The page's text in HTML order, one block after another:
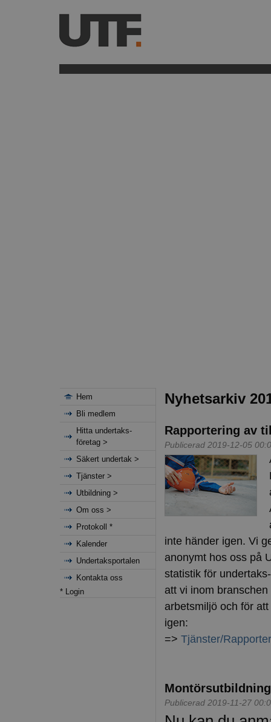
Nyhetsarkiv
Rapportering av
Publicerad 2019-12-05
inte händer igen. Vi
anonymt hos oss på
statistik för
att vi inom
arbetsmiljö och för
igen:
=> Tjänster/
Publicerad 2019-11-27
Hem
Bli medlem
Hitta undertaks-
företag >
Säkert undertak >
Tjänster >
Utbildning >
Om oss >
Protokoll *
Kalender
Undertaksportalen
Kontakta oss
* Login